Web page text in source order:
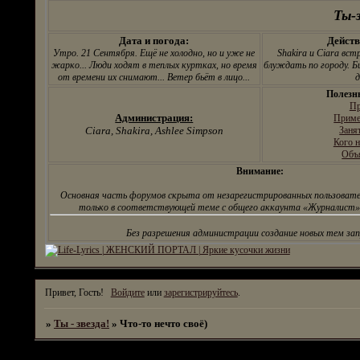
Ты-
Дата и погода:
Утро. 21 Сентября. Ещё не холодно, но и уже не
жарко... Люди ходят в теплых куртках, но время
от времени их снимают... Ветер бьёт в лицо...
Shakira и Ciara
блуждать по городу.
Администрация:
Ciara, Shakira, Ashlee Simpson
Кого
Внимание:
Основная часть форумов скрыта от незарегистрированных
только в соответствующей теме с общего аккаунта
Без разрешения администрации создание новых тем
Привет, Гость! Войдитеили зарегистрируйтесь.
» Ты - звезда! » Что-то нечто своё)